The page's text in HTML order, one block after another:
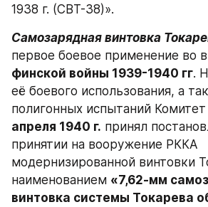
1938 г. (СВТ-38)».
Самозарядная винтовка
первое боевое применение во
финской войны 1939-1940 гг.
её боевого использования, а
полигонных испытаний
апреля 1940 г. принял
принятии на вооружение РККА
модернизированной винтовки
наименованием «7,62-мм
винтовка системы Токарева